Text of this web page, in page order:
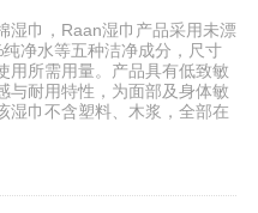
湿巾，Raan湿巾产品采用未漂
净水等五种洁净成分，尺寸
用所需用量。产品具有低致敏
与耐用特性，为面部及身体敏
湿巾不含塑料、木浆，全部在